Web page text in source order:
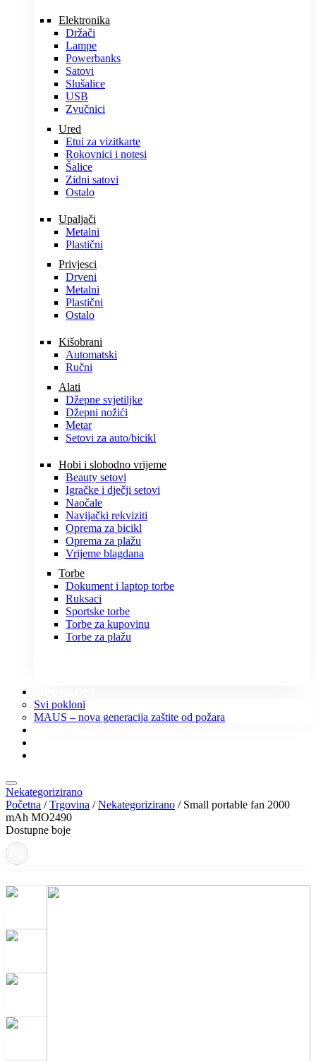
Elektronika
Držači
Lampe
Powerbanks
Satovi
Slušalice
USB
Zvučnici
Ured
Etui za vizitkarte
Rokovnici i notesi
Šalice
Zidni satovi
Ostalo
Upaljači
Metalni
Plastični
Privjesci
Drveni
Metalni
Plastični
Ostalo
Kišobrani
Automatski
Ručni
Alati
Džepne svjetiljke
Džepni nožići
Metar
Setovi za auto/bicikl
Hobi i slobodno vrijeme
Beauty setovi
Igračke i dječji setovi
Naočale
Navijački rekviziti
Oprema za bicikl
Oprema za plažu
Vrijeme blagdana
Torbe
Dokument i laptop torbe
Ruksaci
Sportske torbe
Torbe za kupovinu
Torbe za plažu
Svi pokloni
MAUS – nova generacija zaštite od požara
Nekategorizirano
Početna /Trgovina /Nekategorizirano / Small portable fan 2000
mAh MO2490
Dostupne boje